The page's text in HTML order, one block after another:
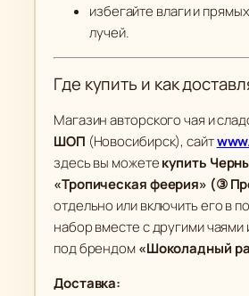
избегайте влаги и
лучей.
Где купить и как
Магазин авторского чая и
ШОП (Новосибирск), сайт
здесь вы можетекупить
«Тропическая феерия» (③
отдельно или включить его в
набор вместе с другими чаями
под брендом«Шоколадный
Доставка: